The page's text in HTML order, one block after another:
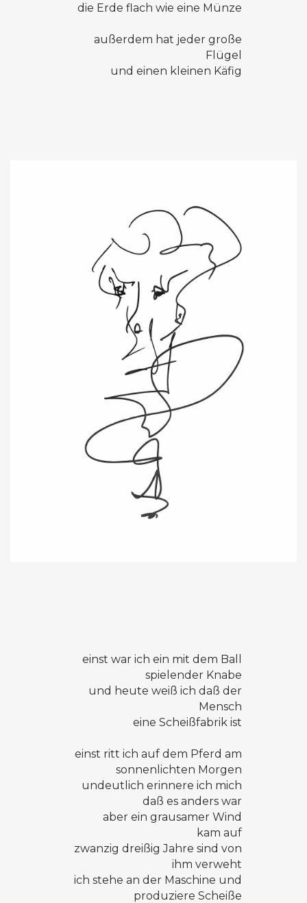
die Erde flach wie eine Münze
außerdem hat jeder große
Flügel
und einen kleinen Käfig
einst war ich ein mit dem Ball
spielender Knabe
und heute weiß ich daß der
Mensch
eine Scheißfabrik ist
einst ritt ich auf dem Pferd am
sonnenlichten Morgen
undeutlich erinnere ich mich
daß es anders war
aber ein grausamer Wind
kam auf
zwanzig dreißig Jahre sind von
ihm verweht
ich stehe an der Maschine und
produziere Scheiße